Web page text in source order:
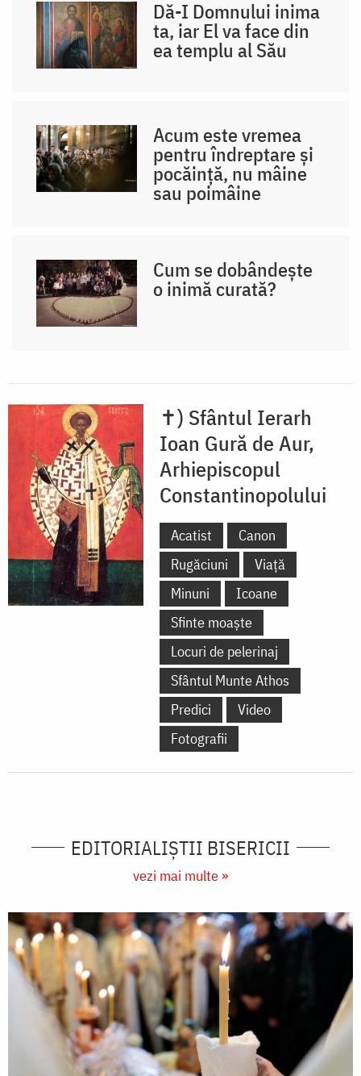
Dă-I Domnului inima
ta, iar El va face din
ea templu al Său
Acum este vremea
pentru îndreptare și
pocăință, nu mâine
sau poimâine
Cum se dobândește
o inimă curată?
✝) Sfântul Ierarh
Ioan Gură de Aur,
Arhiepiscopul
Constantinopolului
Acatist
Canon
Rugăciuni
Viață
Minuni
Icoane
Sfinte moaște
Locuri de pelerinaj
Sfântul Munte Athos
Predici
Video
Fotografii
EDITORIALIȘTII BISERICII
vezi mai multe »